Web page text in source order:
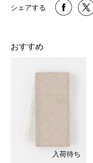
シェアする
おすすめ
入荷待ち